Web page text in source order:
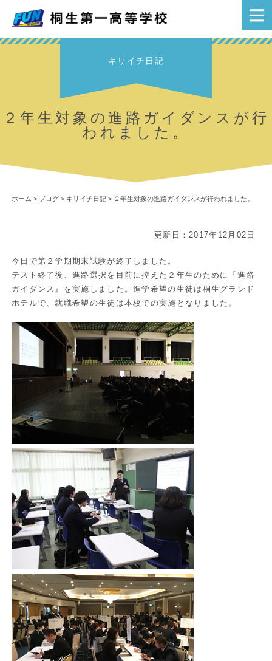
キリイチ日記
２年生対象の進路ガイダンスが行
われました。
ホーム > ブログ> キリイチ日記> ２年生対象の進路ガイダンスが行われました。
更新日：2017年12月02日
今日で第２学期期末試験が終了しました。
テスト終了後、進路選択を目前に控えた２年生のために『進路
ガイダンス』を実施しました。進学希望の生徒は桐生グランド
ホテルで、就職希望の生徒は本校での実施となりました。